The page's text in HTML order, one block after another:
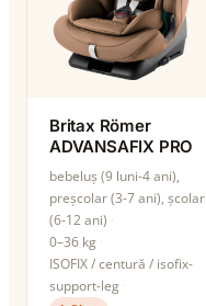
Britax Römer
ADVANSAFIX PRO
bebeluș (9 luni-4 ani),
preșcolar (3-7 ani), școlar
(6-12 ani)
0–36 kg
ISOFIX / centură / isofix-
support-leg